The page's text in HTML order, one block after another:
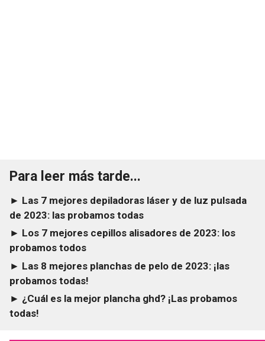
Para leer más tarde...
► Las 7 mejores depiladoras láser y de luz pulsada
de 2023: las probamos todas
► Los 7 mejores cepillos alisadores de 2023: los
probamos todos
► Las 8 mejores planchas de pelo de 2023: ¡las
probamos todas!
► ¿Cuál es la mejor plancha ghd? ¡Las probamos
todas!